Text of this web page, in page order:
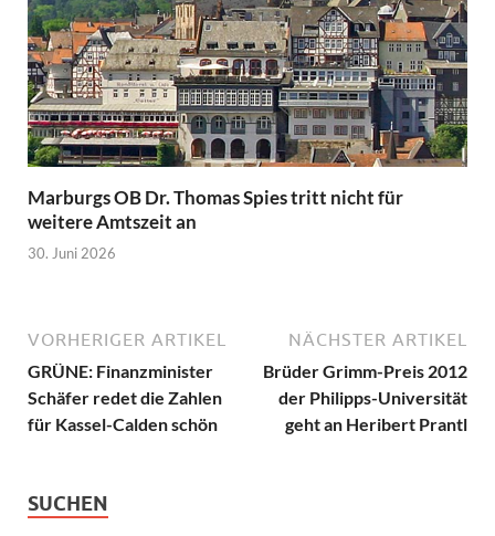
Marburgs OB Dr. Thomas Spies tritt nicht für
weitere Amtszeit an
30. Juni 2026
VORHERIGER ARTIKEL
GRÜNE: Finanzminister
Schäfer redet die Zahlen
für Kassel-Calden schön
NÄCHSTER ARTIKEL
Brüder Grimm-Preis 2012
der Philipps-Universität
geht an Heribert Prantl
SUCHEN